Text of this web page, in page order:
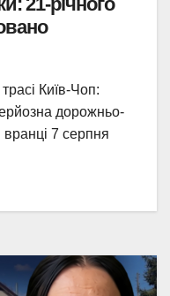
Київ-Чоп:
дорожньо-
7 серпня